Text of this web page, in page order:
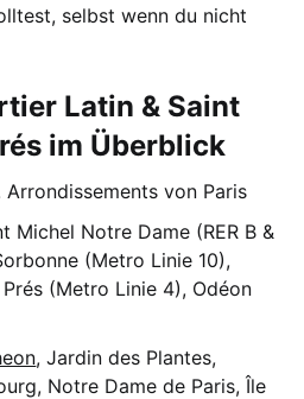
selbst wenn du nicht
Latin & Saint
im Überblick
Arrondissements von Paris
Michel Notre Dame (RER B &
(Metro Linie 10),
(Metro Linie 4), Odéon
, Jardin des Plantes,
Notre Dame de Paris, Île